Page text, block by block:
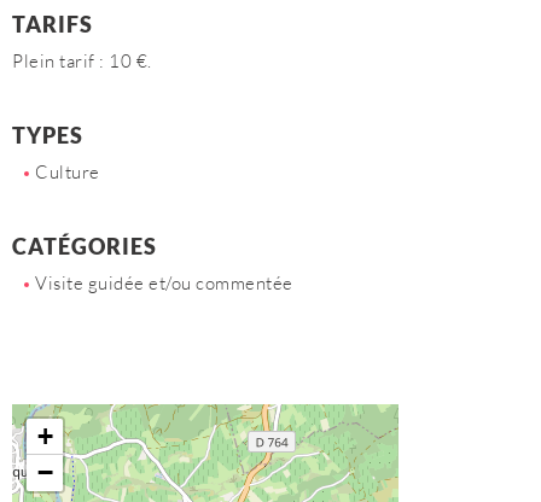
TARIFS
Plein tarif : 10 €.
TYPES
Culture
CATÉGORIES
Visite guidée et/ou commentée
+
−